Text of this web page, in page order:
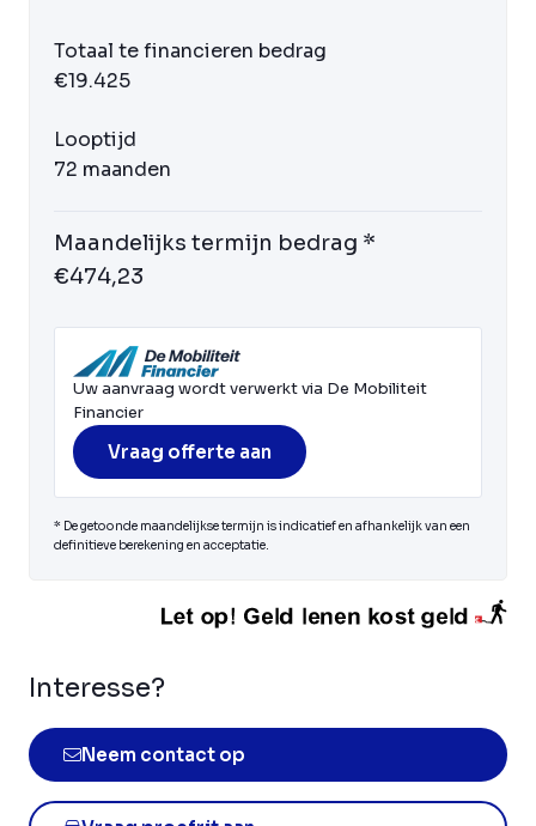
Totaal te financieren bedrag
€19.425
Looptijd
72 maanden
Maandelijks termijn bedrag *
€474,23
Uw aanvraag wordt verwerkt via De Mobiliteit
Financier
Vraag offerte aan
* De getoonde maandelijkse termijn is indicatief en afhankelijk van een
definitieve berekening en acceptatie.
Interesse?
Neem contact op